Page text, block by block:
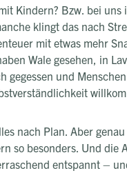
Kindern? Bzw. bei uns
klingt das nach
mit etwas mehr
Wale gesehen, in
gegessen und
nach Plan. Aber
so besonders. Und die
entspannt –